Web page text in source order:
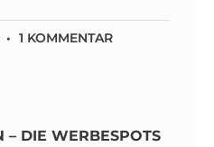
1 KOMMENTAR
– DIE WERBESPOTS